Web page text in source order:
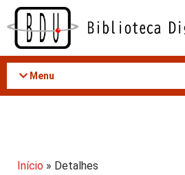
Acessar
conteúdo
Menu
Início » Detalhes